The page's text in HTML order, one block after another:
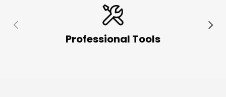
Anterior
Professional Tools